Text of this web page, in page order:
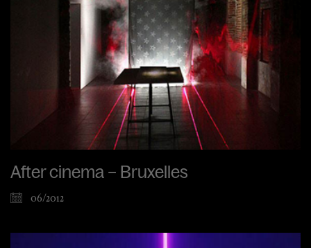
After cinema – Bruxelles
06/2012